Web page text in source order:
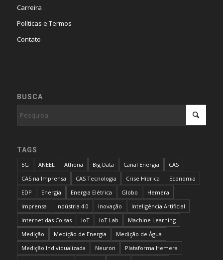
Carreira
Políticas e Termos
Contato
BUSCA
TAGS
5G ANEEL Athena Big Data Canal Energia
CAS
CAS na Imprensa
CAS Tecnologia Crise Hídrica
Economia
EDP
Energia Energia Elétrica Globo
Hemera
Imprensa
indústria 4.0 Inovação
Inteligência Artificial
Internet das Coisas
IoT IoT Lab
Machine Learning
Medição
Medição de Energia
Medição de Água
Medição Individualizada
Neuron
Plataforma Hemera